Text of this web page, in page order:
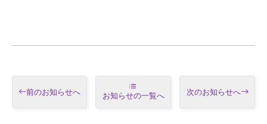
前のお知らせへ お知らせの一覧へ 次のお知らせへ